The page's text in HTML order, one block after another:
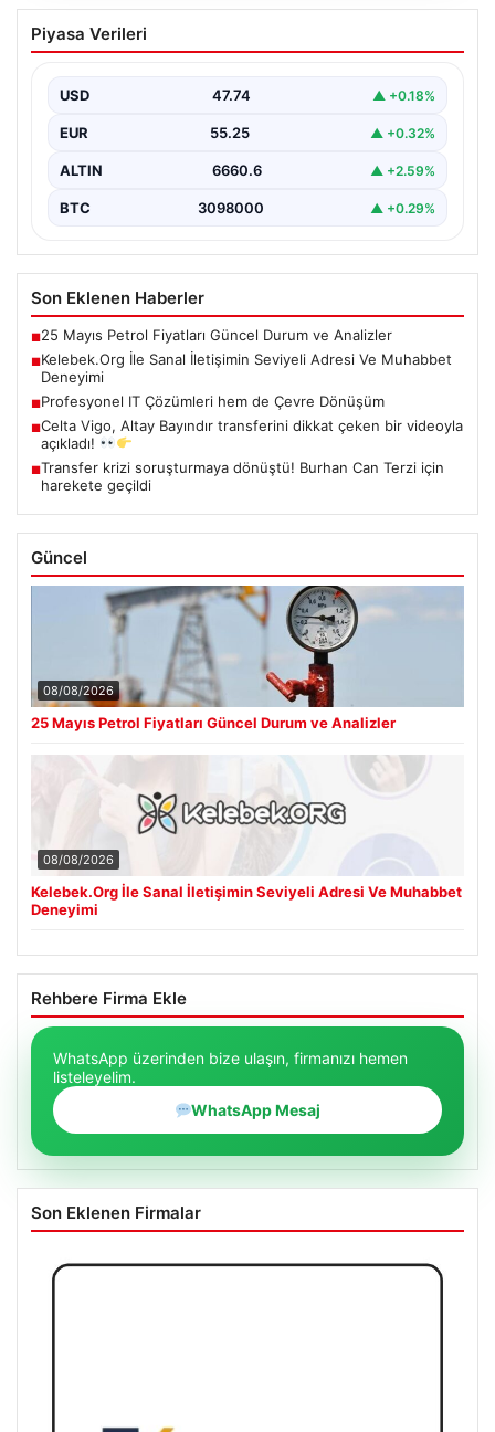
Kelebek.Org İle Sanal İletişimin Seviyeli
Adresi Ve Muhabbet Deneyimi
oluşturması kritik bir hassasiyet taşımaktadır. Halen
çeşitli…
Piyasa Verileri
USD 47.74 ▲ +0.18%
EUR 55.25 ▲ +0.32%
ALTIN 6660.6 ▲ +2.59%
BTC 3098000 ▲ +0.29%
Son Eklenen Haberler
■25 Mayıs Petrol Fiyatları Güncel Durum ve Analizler
■Kelebek.Org İle Sanal İletişimin Seviyeli Adresi Ve Muhabbet
Deneyimi
■Profesyonel IT Çözümleri hem de Çevre Dönüşüm
■Celta Vigo, Altay Bayındır transferini dikkat çeken bir videoyla
açıkladı!
■Transfer krizi soruşturmaya dönüştü! Burhan Can Terzi için
harekete geçildi
Güncel
08/08/2026
25 Mayıs Petrol Fiyatları Güncel Durum ve Analizler
08/08/2026
Kelebek.Org İle Sanal İletişimin Seviyeli Adresi Ve Muhabbet
Deneyimi
Rehbere Firma Ekle
WhatsApp üzerinden bize ulaşın, firmanızı hemen
listeleyelim.
WhatsApp Mesaj
Son Eklenen Firmalar